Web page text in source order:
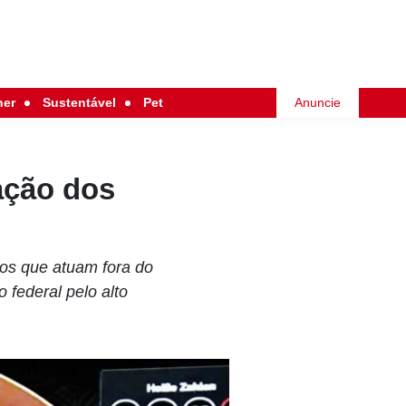
Sustentável Pet Anuncie
dos
que atuam fora do
federal pelo alto